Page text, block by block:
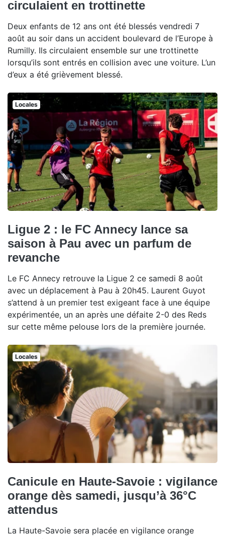
circulaient en trottinette
Deux enfants de 12 ans ont été blessés vendredi 7
août au soir dans un accident boulevard de l’Europe à
Rumilly. Ils circulaient ensemble sur une trottinette
lorsqu’ils sont entrés en collision avec une voiture. L’un
d’eux a été grièvement blessé.
Locales
Ligue 2 : le FC Annecy lance sa
saison à Pau avec un parfum de
revanche
Le FC Annecy retrouve la Ligue 2 ce samedi 8 août
avec un déplacement à Pau à 20h45. Laurent Guyot
s’attend à un premier test exigeant face à une équipe
expérimentée, un an après une défaite 2-0 des Reds
sur cette même pelouse lors de la première journée.
Locales
Canicule en Haute-Savoie : vigilance
orange dès samedi, jusqu’à 36°C
attendus
La Haute-Savoie sera placée en vigilance orange